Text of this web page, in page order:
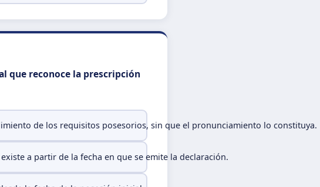
que reconoce la prescripción
de los requisitos posesorios, sin que el pronunciamiento lo constituya.
a partir de la fecha en que se emite la declaración.